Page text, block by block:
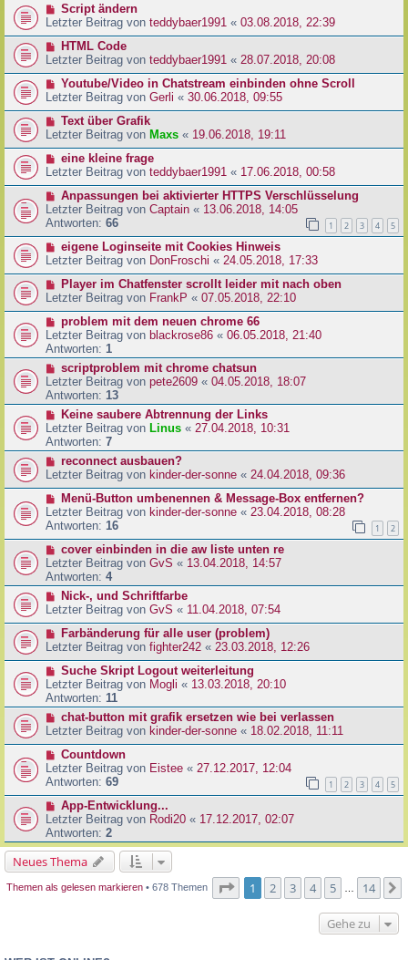
Script ändern
Letzter Beitrag von teddybaer1991 « 03.08.2018, 22:39
HTML Code
Letzter Beitrag von teddybaer1991 « 28.07.2018, 20:08
Youtube/Video in Chatstream einbinden ohne Scroll
Letzter Beitrag von Gerli « 30.06.2018, 09:55
Text über Grafik
Letzter Beitrag von Maxs « 19.06.2018, 19:11
eine kleine frage
Letzter Beitrag von teddybaer1991 « 17.06.2018, 00:58
Anpassungen bei aktivierter HTTPS Verschlüsselung
Letzter Beitrag von Captain « 13.06.2018, 14:05
Antworten: 66 1 2 3 4 5
eigene Loginseite mit Cookies Hinweis
Letzter Beitrag von DonFroschi « 24.05.2018, 17:33
Player im Chatfenster scrollt leider mit nach oben
Letzter Beitrag von FrankP « 07.05.2018, 22:10
problem mit dem neuen chrome 66
Letzter Beitrag von blackrose86 « 06.05.2018, 21:40
Antworten: 1
scriptproblem mit chrome chatsun
Letzter Beitrag von pete2609 « 04.05.2018, 18:07
Antworten: 13
Keine saubere Abtrennung der Links
Letzter Beitrag von Linus « 27.04.2018, 10:31
Antworten: 7
reconnect ausbauen?
Letzter Beitrag von kinder-der-sonne « 24.04.2018, 09:36
Menü-Button umbenennen & Message-Box entfernen?
Letzter Beitrag von kinder-der-sonne « 23.04.2018, 08:28
Antworten: 16 1 2
cover einbinden in die aw liste unten re
Letzter Beitrag von GvS « 13.04.2018, 14:57
Antworten: 4
Nick-, und Schriftfarbe
Letzter Beitrag von GvS « 11.04.2018, 07:54
Farbänderung für alle user (problem)
Letzter Beitrag von fighter242 « 23.03.2018, 12:26
Suche Skript Logout weiterleitung
Letzter Beitrag von Mogli « 13.03.2018, 20:10
Antworten: 11
chat-button mit grafik ersetzen wie bei verlassen
Letzter Beitrag von kinder-der-sonne « 18.02.2018, 11:11
Countdown
Letzter Beitrag von Eistee « 27.12.2017, 12:04
Antworten: 69 1 2 3 4 5
App-Entwicklung...
Letzter Beitrag von Rodi20 « 17.12.2017, 02:07
Antworten: 2
Neues Thema
Themen als gelesen markieren • 678 Themen Seite von
1 2 3 4 5 14
Gehe zu